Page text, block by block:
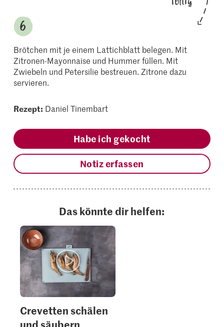
Brötchen mit je einem Lattichblatt belegen. Mit
Zitronen-Mayonnaise und Hummer füllen. Mit
Zwiebeln und Petersilie bestreuen. Zitrone dazu
servieren.
Rezept: Daniel Tinembart
Habe ich gekocht
Notiz erfassen
Das könnte dir helfen:
Crevetten schälen
und säubern